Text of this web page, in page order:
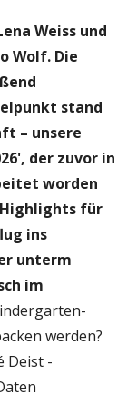
Weiss und
Wolf. Die
stand
– unsere
der zuvor in
worden
Highlights für
ins
unterm
im
werden?
Deist -